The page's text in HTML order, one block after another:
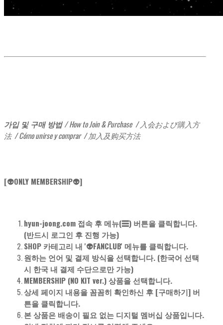
가입 및 구매 방법 /How to Join & Purchase / 入会および購入方
法 / Cómo unirse y comprar / 加入及购买方法
[👽ONLY MEMBERSHIP👽]
hyun-joong.com 접속 후 메뉴(☰) 버튼을 클릭합니다.
(반드시 로그인 후 진행 가능)
SHOP 카테고리 내 '👽FANCLUB' 메뉴를 클릭합니다.
원하는 언어 및 결제 방식을 선택합니다. (한국어 선택
시 한국 내 결제 수단으로만 가능)
MEMBERSHIP (NO KIT ver.) 상품을 선택합니다.
상세 페이지 내용을 꼼꼼히 확인하신 후 [구매하기] 버
튼을 클릭합니다.
본 상품은 배송이 필요 없는 디지털 멤버십 상품입니다.